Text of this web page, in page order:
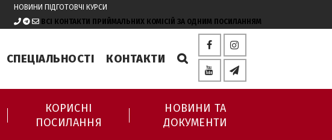
НОВИНИ ПІДГОТОВЧІ КУРСИ
ВСІ КОНТАКТИ ПРИЙМАЛЬНИХ КОМІСІЙ ЗА ОДНИМ ПОСИЛАННЯМ
СПЕЦІАЛЬНОСТІ КОНТАКТИ
КОРИСНІ
ПОСИЛАННЯ
НОВИНИ ТА
ДОКУМЕНТИ